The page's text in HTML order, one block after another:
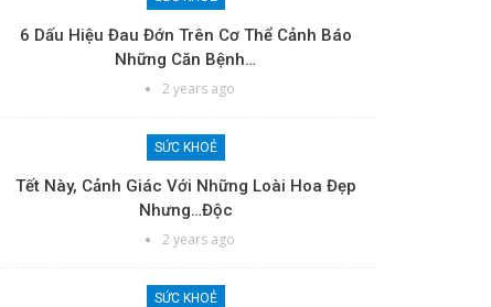
6 Dấu Hiệu Đau Đớn Trên Cơ Thể Cảnh Báo
Những Căn Bệnh…
2 years ago
SỨC KHOẺ
Tết Này, Cảnh Giác Với Những Loài Hoa Đẹp
Nhưng…độc
2 years ago
SỨC KHOẺ